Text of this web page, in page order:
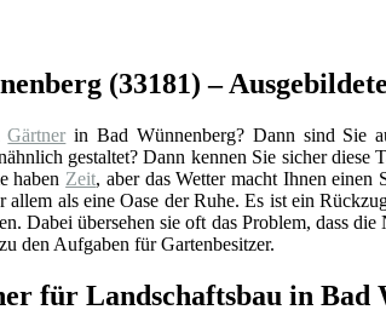
(33181) –
Gärtner in Bad Wünnenberg? Dann sind Sie
gestaltet? Dann kennen Sie sicher diese
haben Zeit, aber das Wetter macht Ihnen
als eine Oase der Ruhe. Es ist ein
Dabei übersehen sie oft das Problem, dass
zu den Aufgaben für Gartenbesitzer.
für Landschaftsbau in Bad